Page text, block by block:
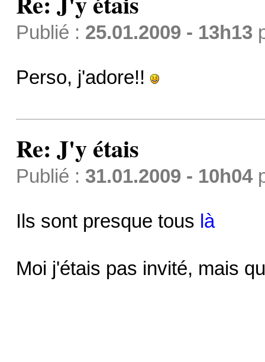
Publié : 25.01.2009 - 13h13
Perso, j'adore!!
Re: J'y étais
Publié : 31.01.2009 - 10h04
Ils sont presque tous là
Moi j'étais pas invité, mais